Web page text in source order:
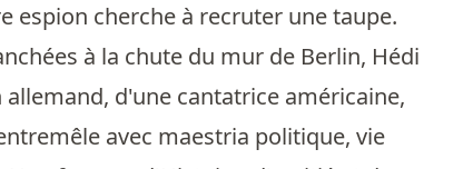
espion cherche à recruter une taupe.
à la chute du mur de Berlin, Hédi
d'une cantatrice américaine,
avec maestria politique, vie